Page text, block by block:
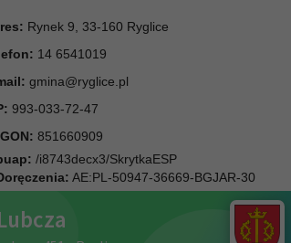
Rynek 9, 33-160 Ryglice
14 6541019
gmina@ryglice.pl
993-033-72-47
851660909
/i8743decx3/SkrytkaESP
AE:PL-50947-36669-BGJAR-30